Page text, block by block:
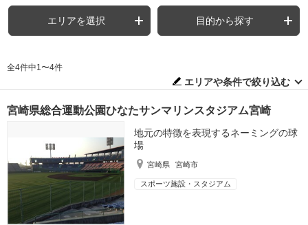
エリアを選択 目的から探す
全4件中1〜4件
エリアや条件で絞り込む
宮崎県総合運動公園ひなたサンマリンスタジアム宮崎
地元の特徴を表現するネーミングの球
場
宮崎県 宮崎市
スポーツ施設・スタジアム